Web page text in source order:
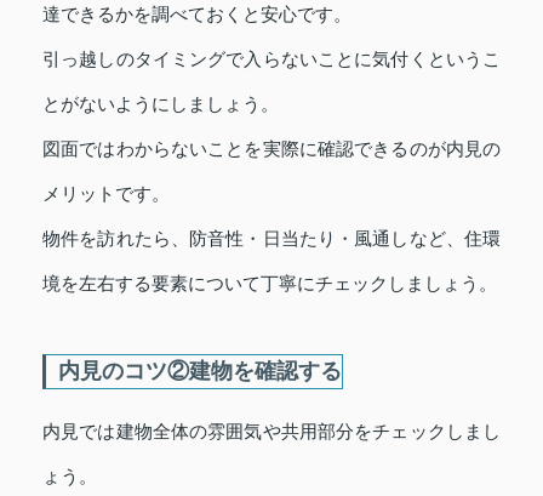
達できるかを調べておくと安心です。
引っ越しのタイミングで入らないことに気付くというこ
とがないようにしましょう。
図面ではわからないことを実際に確認できるのが内見の
メリットです。
物件を訪れたら、防音性・日当たり・風通しなど、住環
境を左右する要素について丁寧にチェックしましょう。
内見のコツ②建物を確認する
内見では建物全体の雰囲気や共用部分をチェックしまし
ょう。